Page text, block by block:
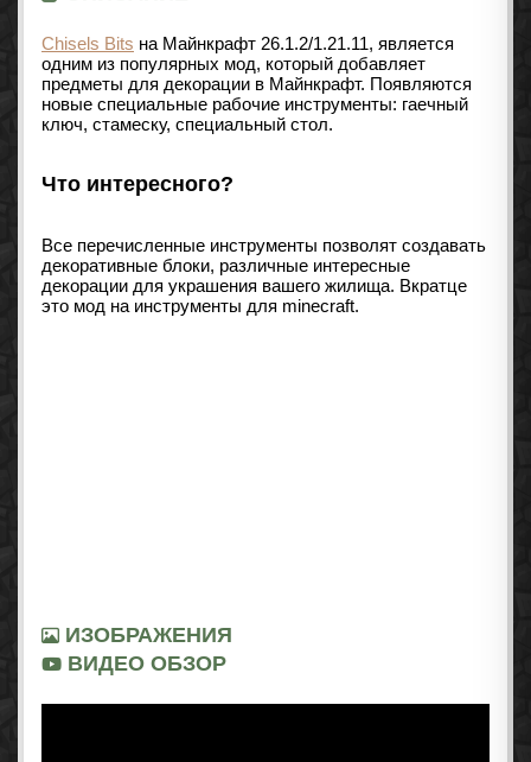
Chisels Bits на Майнкрафт 26.1.2/1.21.11, является
одним из популярных мод, который добавляет
предметы для декорации в Майнкрафт. Появляются
новые специальные рабочие инструменты: гаечный
ключ, стамеску, специальный стол.
Что интересного?
Все перечисленные инструменты позволят создавать
декоративные блоки, различные интересные
декорации для украшения вашего жилища. Вкратце
это мод на инструменты для minecraft.
ИЗОБРАЖЕНИЯ
ВИДЕО ОБЗОР